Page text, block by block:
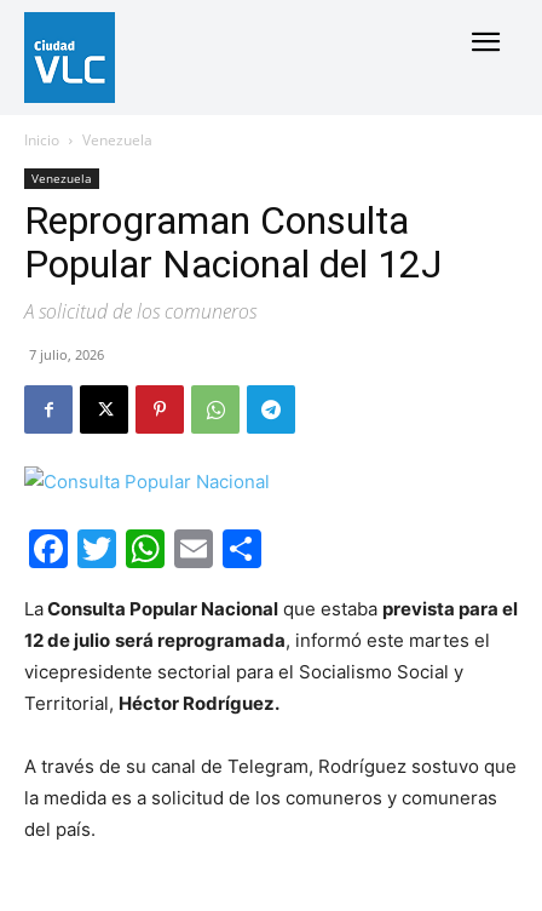
Inicio Venezuela
Venezuela
Reprograman Consulta
Popular Nacional del 12J
A solicitud de los comuneros
7 julio, 2026
Facebook
Twitter
WhatsApp
Email
LaConsulta Popular Nacional que estaba prevista para el
12 de julio será reprogramada, informó este martes el
vicepresidente sectorial para el Socialismo Social y
Territorial, Héctor Rodríguez.
A través de su canal de Telegram, Rodríguez sostuvo que
la medida es a solicitud de los comuneros y comuneras
del país.